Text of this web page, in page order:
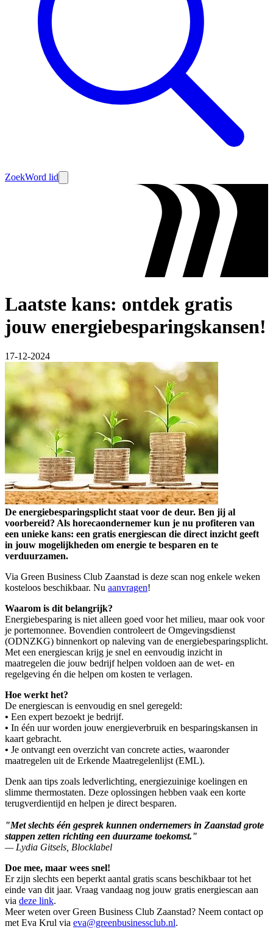
ZoekWord lid
Laatste kans: ontdek gratis
jouw energiebesparingskansen!
17-12-2024
De energiebesparingsplicht staat voor de deur. Ben jij al
voorbereid? Als horecaondernemer kun je nu profiteren van
een unieke kans: een gratis energiescan die direct inzicht geeft
in jouw mogelijkheden om energie te besparen en te
verduurzamen.
Via Green Business Club Zaanstad is deze scan nog enkele weken
kosteloos beschikbaar. Nu aanvragen!
Waarom is dit belangrijk?
Energiebesparing is niet alleen goed voor het milieu, maar ook voor
je portemonnee. Bovendien controleert de Omgevingsdienst
(ODNZKG) binnenkort op naleving van de energiebesparingsplicht.
Met een energiescan krijg je snel en eenvoudig inzicht in
maatregelen die jouw bedrijf helpen voldoen aan de wet- en
regelgeving én die helpen om kosten te verlagen.
Hoe werkt het?
De energiescan is eenvoudig en snel geregeld:
• Een expert bezoekt je bedrijf.
• In één uur worden jouw energieverbruik en besparingskansen in
kaart gebracht.
• Je ontvangt een overzicht van concrete acties, waaronder
maatregelen uit de Erkende Maatregelenlijst (EML).
Denk aan tips zoals ledverlichting, energiezuinige koelingen en
slimme thermostaten. Deze oplossingen hebben vaak een korte
terugverdientijd en helpen je direct besparen.
"Met slechts één gesprek kunnen ondernemers in Zaanstad grote
stappen zetten richting een duurzame toekomst."
— Lydia Gitsels, Blocklabel
Doe mee, maar wees snel!
Er zijn slechts een beperkt aantal gratis scans beschikbaar tot het
einde van dit jaar. Vraag vandaag nog jouw gratis energiescan aan
via deze link.
Meer weten over Green Business Club Zaanstad? Neem contact op
met Eva Krul via eva@greenbusinessclub.nl.